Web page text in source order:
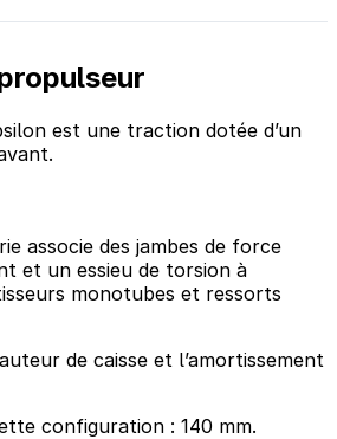
est une traction dotée d’un
associe des jambes de force
et un essieu de torsion à
monotubes et ressorts
de caisse et l’amortissement
configuration : 140 mm.